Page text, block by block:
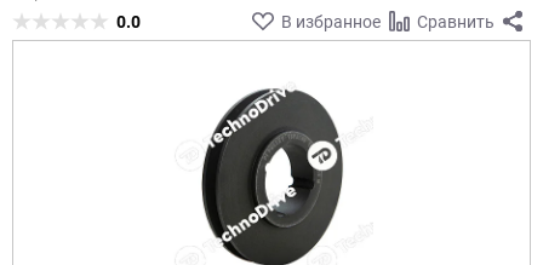
0.0 В избранное Сравнить